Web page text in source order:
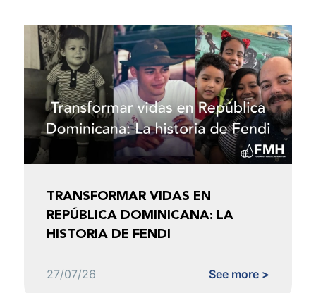
TRANSFORMAR VIDAS EN
REPÚBLICA DOMINICANA: LA
HISTORIA DE FENDI
27/07/26 See more >